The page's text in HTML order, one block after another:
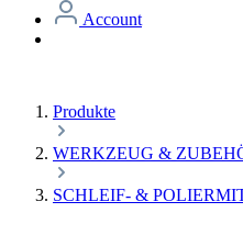
Account
Produkte
WERKZEUG &
SCHLEIF- &